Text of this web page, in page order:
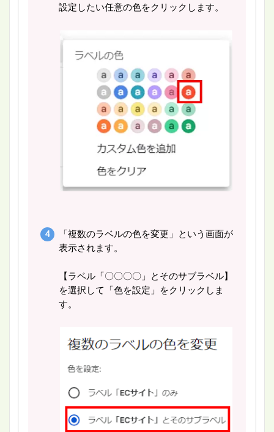
設定したい任意の色をクリックします。
「複数のラベルの色を変更」という画面が
表示されます。
【ラベル「〇〇〇〇」とそのサブラベル】
を選択して「色を設定」をクリックしま
す。